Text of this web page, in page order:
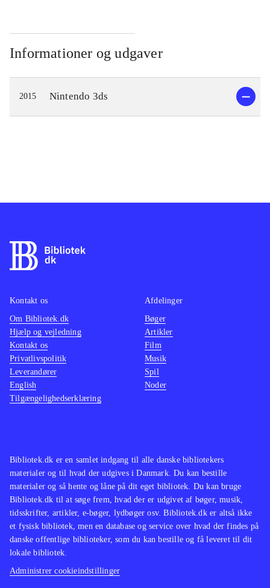
Informationer og udgaver
2015 Nintendo 3ds
Bibliotek.dk er en samlet indgang til alle danske bibliotekers
materialer og til hvad der udgives i Danmark. Du kan bestille
materialer og så hente og låne på dit eget bibliotek. Du kan bruge
Bibliotek.dk til at søge frem, hvad der er udgivet af bøger, musik,
tidsskrifter, artikler, e-bøger, lydbøger osv. Bibliotek.dk er altså ikke
et fysisk bibliotek, men en database og service over hvad der findes på
danske offentlige biblioteker, som du kan bestille og få leveret til dit
lokale bibliotek.
Administrer cookieindstillinger
Kontakt os
Om Bibliotek.dk
Hjælp og vejledning
Kontakt os
Privatlivspolitik
Leverandører
English
Tilgængelighedserklæring
Afdelinger
Bøger
Artikler
Film
Musik
Spil
Noder